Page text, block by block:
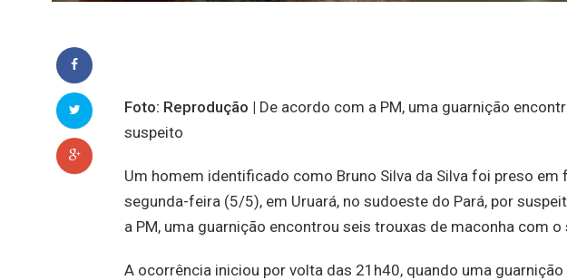
Foto: Reprodução | De acordo com a PM, uma guarnição
suspeito
Um homem identificado como Bruno Silva da Silva foi preso
segunda-feira (5/5), em Uruará, no sudoeste do Pará, por
a PM, uma guarnição encontrou seis trouxas de maconha com o
A ocorrência iniciou por volta das 21h40, quando uma